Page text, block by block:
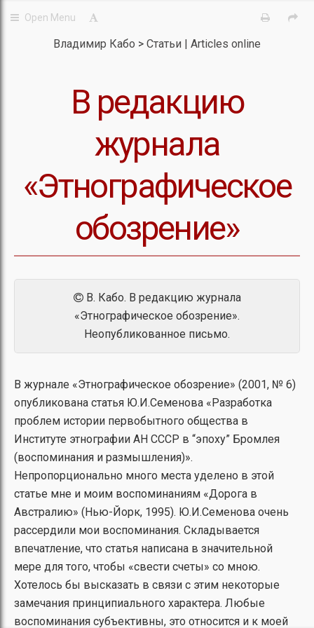
Владимир Кабо Статьи | Articles online
В редакцию
журнала
«Этнографическое
обозрение»
В. Кабо. В редакцию журнала
«Этнографическое обозрение».
Неопубликованное письмо.
В журнале «Этнографическое обозрение» (2001, № 6)
опубликована статья Ю.И.Семенова «Разработка
проблем истории первобытного общества в
Институте этнографии АН СССР в “эпоху” Бромлея
(воспоминания и размышления)».
Непропорционально много места уделено в этой
статье мне и моим воспоминаниям «Дорога в
Австралию» (Нью-Йорк, 1995). Ю.И.Семенова очень
рассердили мои воспоминания. Складывается
впечатление, что статья написана в значительной
мере для того, чтобы «свести счеты» со мною.
Хотелось бы высказать в связи с этим некоторые
замечания принципиального характера. Любые
воспоминания субъективны, это относится и к моей